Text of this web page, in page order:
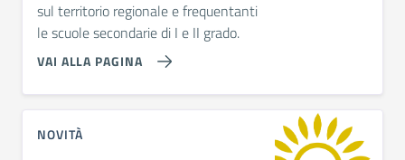
sul territorio regionale e frequentanti
le scuole secondarie di I e II grado.
VAI ALLA PAGINA
NOVITÀ